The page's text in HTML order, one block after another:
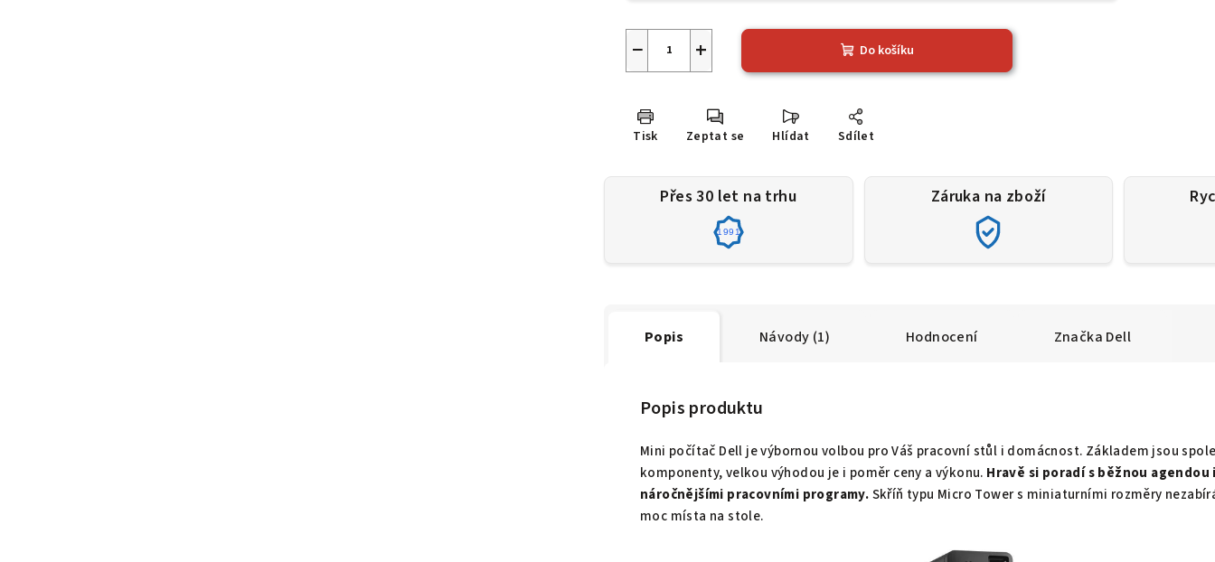
+
− Do košíku
Tisk Zeptat se Hlídat Sdílet
Přes 30 let na trhu
1991
Záruka na zboží
Popis Návody (1) Hodnocení Značka Dell
Popis produktu
Mini počítač Dell je výbornou volbou pro Váš pracovní stůl i domácnost. Základem jsou
komponenty, velkou výhodou je i poměr ceny a výkonu. Hravě si poradí s běžnou agendou
náročnějšími pracovními programy.Skříň typu Micro Tower s miniaturními rozměry
moc místa na stole.